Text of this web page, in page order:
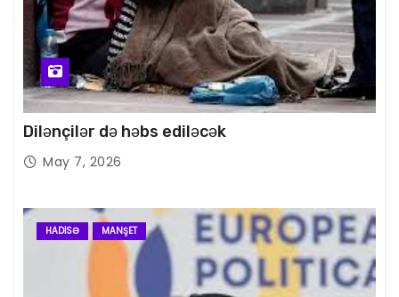
Dilənçilər də həbs ediləcək
May 7, 2026
HADISƏ MANŞET